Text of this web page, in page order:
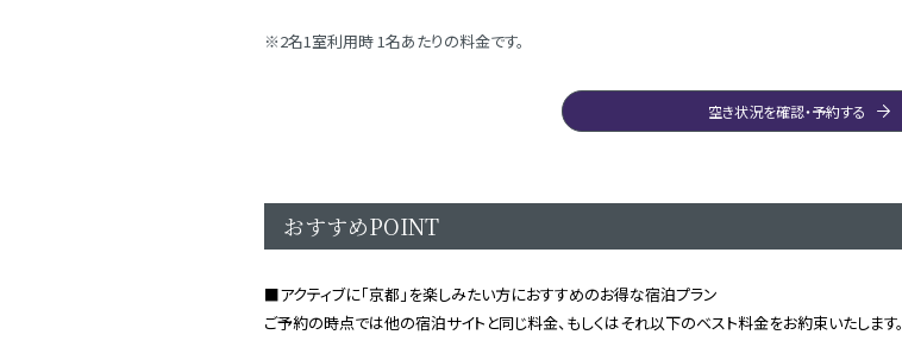
2名1室利用時 1名あたりの料金です。
空き状況を確認・予約する
おすすめPOINT
■アクティブに「京都」を楽しみたい方におすすめのお得な宿泊プラン
ご予約の時点では他の宿泊サイトと同じ料金、もしくはそれ以下のベスト料金をお約束いたします。